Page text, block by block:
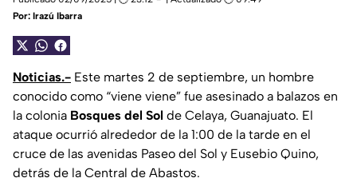
Por: Irazú Ibarra
Noticias.- Este martes 2 de septiembre, un hombre
conocido como “viene viene” fue asesinado a balazos en
la colonia Bosques del Sol de Celaya, Guanajuato. El
ataque ocurrió alrededor de la 1:00 de la tarde en el
cruce de las avenidas Paseo del Sol y Eusebio Quino,
detrás de la Central de Abastos.